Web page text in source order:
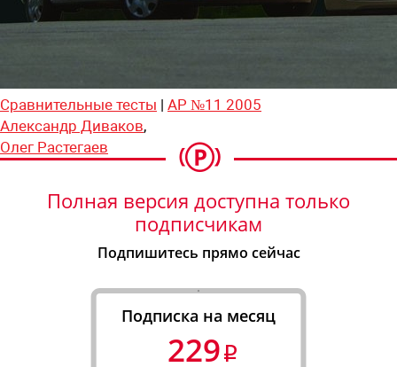
Сравнительные тесты | АР №11 2005
Александр Диваков,
Олег Растегаев
Полная версия доступна только
подписчикам
Подпишитесь прямо сейчас
Подписка на месяц
229